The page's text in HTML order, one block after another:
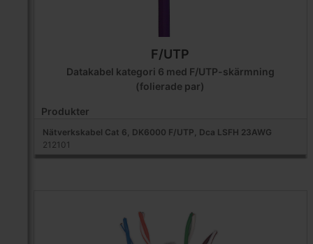
F/UTP
Datakabel kategori 6 med F/UTP-skärmning
(folierade par)
Produkter
Nätverkskabel Cat 6, DK6000 F/UTP, Dca LSFH 23AWG
212101